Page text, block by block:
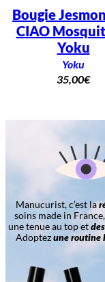
Bougie
CIAO
Yoku
Yoku
35,00€
Manucurist, c’est la
soins made in
une tenue au top et
Adoptezune routine